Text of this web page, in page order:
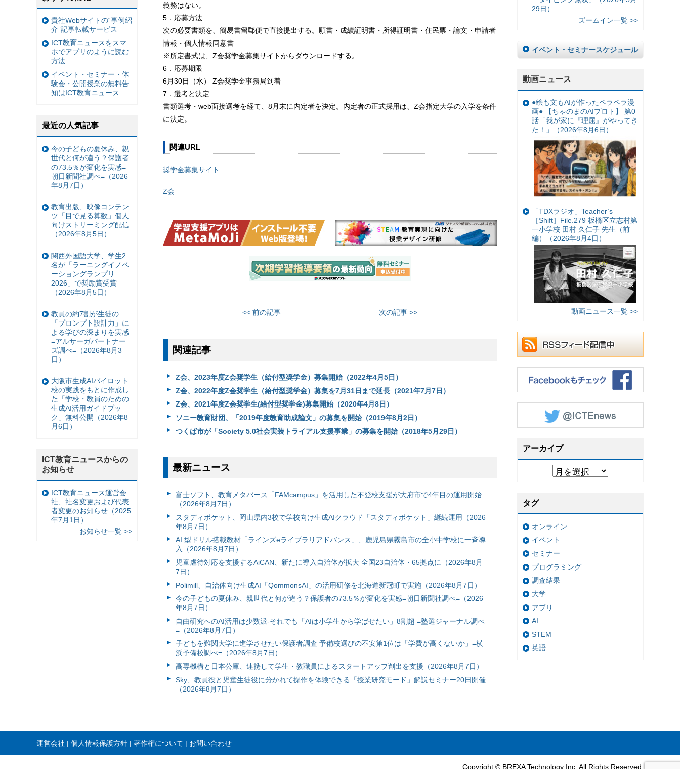
義務はない。
5．応募方法
次の必要書類を、簡易書留郵便で直接提出する。願書・成績証明書・所得証明書・住民票・論文・申請者
情報・個人情報同意書
※所定書式は、Z会奨学金募集サイトからダウンロードする。
6．応募期限
6月30日（水） Z会奨学金事務局到着
7．選考と決定
書類選考・web面接選考を経て、8月末に内定者を決定。内定者の正式採用は、Z会指定大学の入学を条件
に決定。
関連URL
奨学金募集サイト
Z会
<< 前の記事 次の記事 >>
関連記事
Z会、2023年度Z会奨学生（給付型奨学金）募集開始（2022年4月5日）
Z会、2022年度Z会奨学生（給付型奨学金）募集を7月31日まで延長（2021年7月7日）
Z会、2021年度Z会奨学生(給付型奨学金)募集開始（2020年4月8日）
ソニー教育財団、「2019年度教育助成論文」の募集を開始（2019年8月2日）
つくば市が「Society 5.0社会実装トライアル支援事業」の募集を開始（2018年5月29日）
最新ニュース
富⼠ソフト、教育メタバース「FAMcampus」を活用した不登校支援が大府市で4年目の運用開始
（2026年8月7日）
スタディポケット、岡山県内3校で学校向け生成AIクラウド「スタディポケット」継続運用（2026
年8月7日）
AI 型ドリル搭載教材「ラインズeライブラリアドバンス」、鹿児島県霧島市の全小中学校に一斉導
入（2026年8月7日）
児童虐待対応を支援するAiCAN、新たに導入自治体が拡大 全国23自治体・65拠点に（2026年8月
7日）
Polimill、自治体向け生成AI「QommonsAI」の活用研修を北海道新冠町で実施（2026年8月7日）
今の子どもの夏休み、親世代と何が違う？保護者の73.5％が変化を実感=朝日新聞社調べ=（2026
年8月7日）
自由研究へのAI活用は少数派-それでも「AIは小学生から学ばせたい」8割超 =塾選ジャーナル調べ
=（2026年8月7日）
子どもを難関大学に進学させたい保護者調査 予備校選びの不安第1位は「学費が高くないか」=横
浜予備校調べ=（2026年8月7日）
高専機構と日本公庫、連携して学生・教職員によるスタートアップ創出を支援（2026年8月7日）
Sky、教員役と児童生徒役に分かれて操作を体験できる「授業研究モード」解説セミナー20日開催
（2026年8月7日）
29日）
ズームイン一覧 >>
イベント・セミナースケジュール
動画ニュース
●絵も文もAIが作ったペラペラ漫
画● 【ちゃのまのAIプロト】 第0
話「我が家に『理屈』がやってき
た！」（2026年8月6日）
「TDXラジオ」Teacher’s
［Shift］File.279 板橋区立志村第
一小学校 田村 久仁子 先生（前
編）（2026年8月4日）
動画ニュース一覧 >>
アーカイブ
タグ
オンライン
イベント
セミナー
プログラミング
調査結果
大学
アプリ
AI
STEM
英語
貴社Webサイトの“事例紹
介”記事転載サービス
ICT教育ニュースをスマ
ホでアプリのように読む
方法
イベント・セミナー・体
験会・公開授業の無料告
知はICT教育ニュース
最近の人気記事
今の子どもの夏休み、親
世代と何が違う？保護者
の73.5％が変化を実感=
朝日新聞社調べ=（2026
年8月7日）
教育出版、映像コンテン
ツ「目で見る算数」個人
向けストリーミング配信
（2026年8月5日）
関西外国語大学、学生2
名が「ラーニングイノベ
ーショングランプリ
2026」で奨励賞受賞
（2026年8月5日）
教員の約7割が生徒の
「プロンプト設計力」に
よる学びの深まりを実感
=アルサーガパートナー
ズ調べ=（2026年8月3
日）
大阪市生成AIパイロット
校の実践をもとに作成し
た「学校・教員のための
生成AI活用ガイドブッ
ク」無料公開（2026年8
月6日）
ICT教育ニュースからの
お知らせ
ICT教育ニュース運営会
社、社名変更および代表
者変更のお知らせ（2025
年7月1日）
お知らせ一覧 >>
運営会社 個人情報保護方針 著作権について お問い合わせ
Copyright © BREXA Technology Inc. All Rights Reserved.